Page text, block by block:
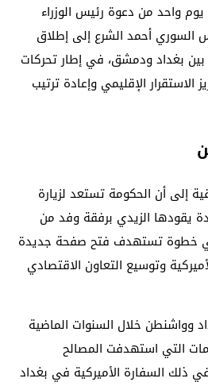
واحد من دعوة رئيس الوزراء
السوري أحمد الشرع إلى إطلاق
بغداد ودمشق، في إطار تحركات
الإقليمي وإعادة ترتيب
إلى أن الحكومة تستعد لزيارة
يقودها الزيدي برفقة وفد من
في خطوة تستهدف فتح صفحة جديدة
وتوسيع التعاون الاقتصادي
وواشنطن خلال السنوات الماضية
التي استهدفت المصالح
ذلك السفارة الأميركية في بغداد